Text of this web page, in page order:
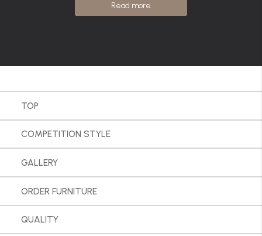
Read more
TOP
COMPETITION STYLE
GALLERY
ORDER FURNITURE
QUALITY